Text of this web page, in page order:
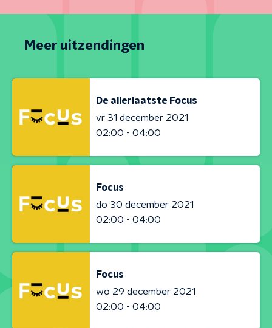
Meer uitzendingen
De allerlaatste Focus
vr 31 december 2021
02:00 - 04:00
Focus
do 30 december 2021
02:00 - 04:00
Focus
wo 29 december 2021
02:00 - 04:00